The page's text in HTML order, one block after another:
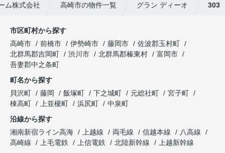
ム株式会社 高崎市の物件一覧 グラン ディーオ 303
市区町村から探す
高崎市
前橋市 伊勢崎市 藤岡市
佐波郡玉村町
北群馬郡吉岡町
渋川市 北群馬郡榛東村
富岡市
吾妻郡中之条町
町名から探す
貝沢町
藤岡 飯塚町 下之城町 元総社町
宮子町
棟高町
上並榎町 浜尻町
中泉町
沿線から探す
湘南新宿ライン高海
上越線 両毛線 信越本線
八高線
高崎線
上毛電鉄 上信電鉄 北陸新幹線
上越新幹線